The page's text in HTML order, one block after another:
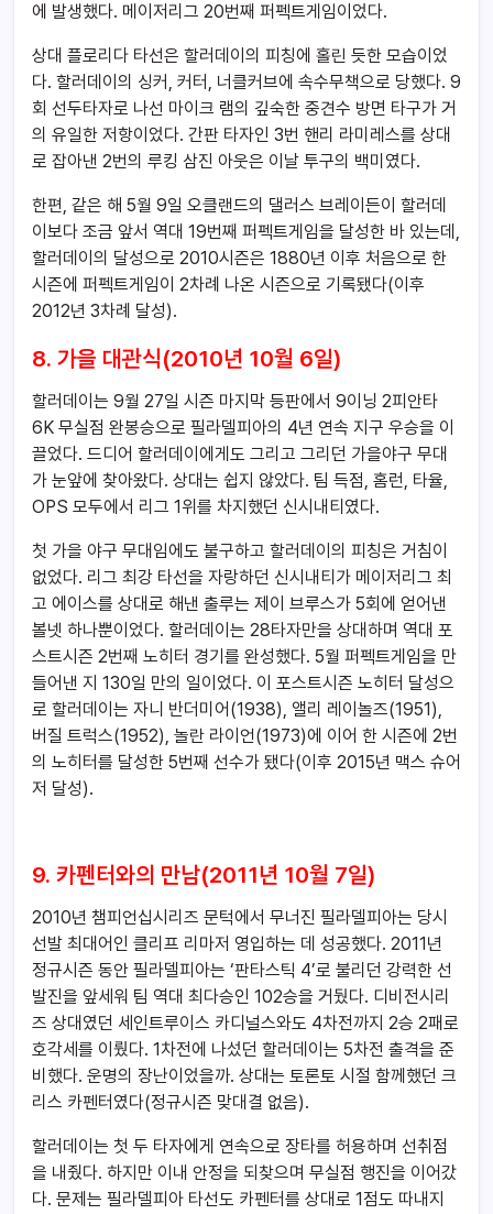
에 발생했다. 메이저리그 20번째 퍼펙트게임이었다.
상대 플로리다 타선은 할러데이의 피칭에 홀린 듯한 모습이었
다. 할러데이의 싱커, 커터, 너클커브에 속수무책으로 당했다. 9
회 선두타자로 나선 마이크 램의 깊숙한 중견수 방면 타구가 거
의 유일한 저항이었다. 간판 타자인 3번 핸리 라미레스를 상대
로 잡아낸 2번의 루킹 삼진 아웃은 이날 투구의 백미였다.
한편, 같은 해 5월 9일 오클랜드의 댈러스 브레이든이 할러데
이보다 조금 앞서 역대 19번째 퍼펙트게임을 달성한 바 있는데,
할러데이의 달성으로 2010시즌은 1880년 이후 처음으로 한
시즌에 퍼펙트게임이 2차례 나온 시즌으로 기록됐다(이후
2012년 3차례 달성).
8. 가을 대관식(2010년 10월 6일)
할러데이는 9월 27일 시즌 마지막 등판에서 9이닝 2피안타
6K 무실점 완봉승으로 필라델피아의 4년 연속 지구 우승을 이
끌었다. 드디어 할러데이에게도 그리고 그리던 가을야구 무대
가 눈앞에 찾아왔다. 상대는 쉽지 않았다. 팀 득점, 홈런, 타율,
OPS 모두에서 리그 1위를 차지했던 신시내티였다.
첫 가을 야구 무대임에도 불구하고 할러데이의 피칭은 거침이
없었다. 리그 최강 타선을 자랑하던 신시내티가 메이저리그 최
고 에이스를 상대로 해낸 출루는 제이 브루스가 5회에 얻어낸
볼넷 하나뿐이었다. 할러데이는 28타자만을 상대하며 역대 포
스트시즌 2번째 노히터 경기를 완성했다. 5월 퍼펙트게임을 만
들어낸 지 130일 만의 일이었다. 이 포스트시즌 노히터 달성으
로 할러데이는 자니 반더미어(1938), 앨리 레이놀즈(1951),
버질 트럭스(1952), 놀란 라이언(1973)에 이어 한 시즌에 2번
의 노히터를 달성한 5번째 선수가 됐다(이후 2015년 맥스 슈어
저 달성).
9. 카펜터와의 만남(2011년 10월 7일)
2010년 챔피언십시리즈 문턱에서 무너진 필라델피아는 당시
선발 최대어인 클리프 리마저 영입하는 데 성공했다. 2011년
정규시즌 동안 필라델피아는 ‘판타스틱 4’로 불리던 강력한 선
발진을 앞세워 팀 역대 최다승인 102승을 거뒀다. 디비전시리
즈 상대였던 세인트루이스 카디널스와도 4차전까지 2승 2패로
호각세를 이뤘다. 1차전에 나섰던 할러데이는 5차전 출격을 준
비했다. 운명의 장난이었을까. 상대는 토론토 시절 함께했던 크
리스 카펜터였다(정규시즌 맞대결 없음).
할러데이는 첫 두 타자에게 연속으로 장타를 허용하며 선취점
을 내줬다. 하지만 이내 안정을 되찾으며 무실점 행진을 이어갔
다. 문제는 필라델피아 타선도 카펜터를 상대로 1점도 따내지